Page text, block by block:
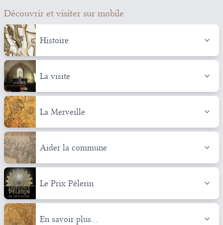
Découvrir et visiter sur mobile
Histoire
La visite
La Merveille
Aider la commune
Le Prix Pèlerin
En savoir plus...